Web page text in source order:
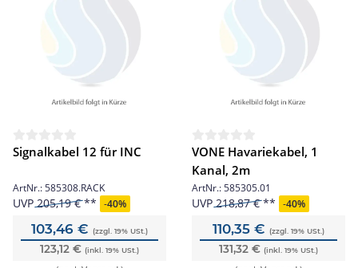
Signalkabel 12 für INC
ArtNr.: 585308.RACK
UVP205,19 € -40%
103,46 € (zzgl. 19% USt.)
123,12 € (inkl. 19% USt.)
VONE Havariekabel, 1
Kanal, 2m
ArtNr.: 585305.01
UVP218,87 € -40%
110,35 € (zzgl. 19% USt.)
131,32 € (inkl. 19% USt.)